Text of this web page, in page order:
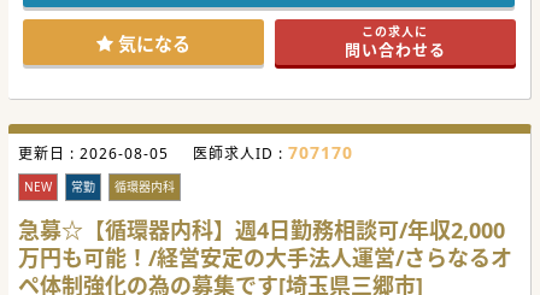
#秋入職可
気になる この求人に
問い合わせる
更新日 : 2026-08-05 医師求人ID : 707170
NEW 常勤 循環器内科
急募☆【循環器内科】週4日勤務相談可/年収2,000
万円も可能！/経営安定の大手法人運営/さらなるオ
ペ体制強化の為の募集です[埼玉県三郷市]